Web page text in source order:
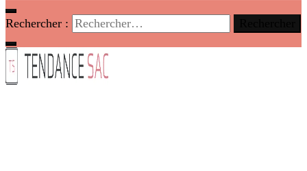
Rechercher :